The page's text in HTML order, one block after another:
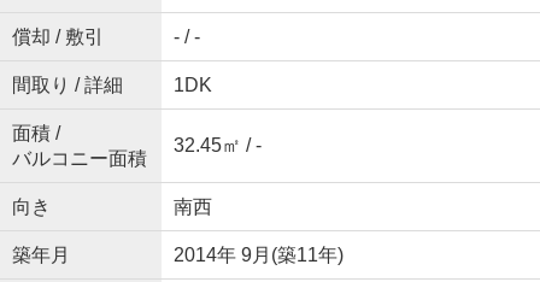
償却 / 敷引 - / -
間取り / 詳細 1DK
面積 /
バルコニー面積
32.45㎡ / -
向き 南西
築年月 2014年 9月(築11年)